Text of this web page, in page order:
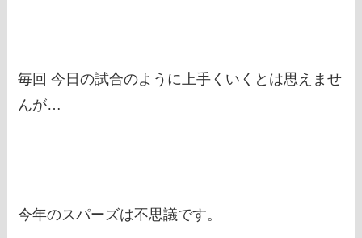
毎回 今日の試合のように上手くいくとは思えませ
んが…
今年のスパーズは不思議です。